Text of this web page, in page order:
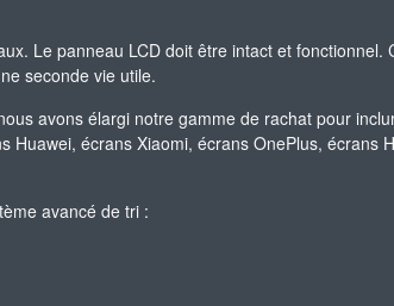
Le panneau LCD doit être intact et fonctionnel.
seconde vie utile.
avons élargi notre gamme de rachat pour
écrans Xiaomi, écrans OnePlus, écrans
avancé de tri :